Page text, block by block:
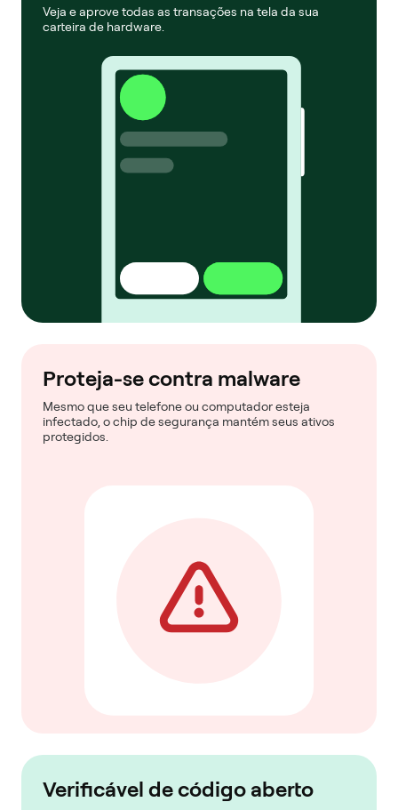
Veja e aprove todas as transações na tela da sua
carteira de hardware.
Proteja-se contra malware
Mesmo que seu telefone ou computador esteja
infectado, o chip de segurança mantém seus ativos
protegidos.
Verificável de código aberto